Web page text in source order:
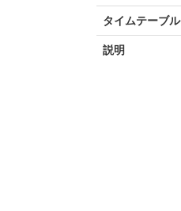
タイムテーブル
説明